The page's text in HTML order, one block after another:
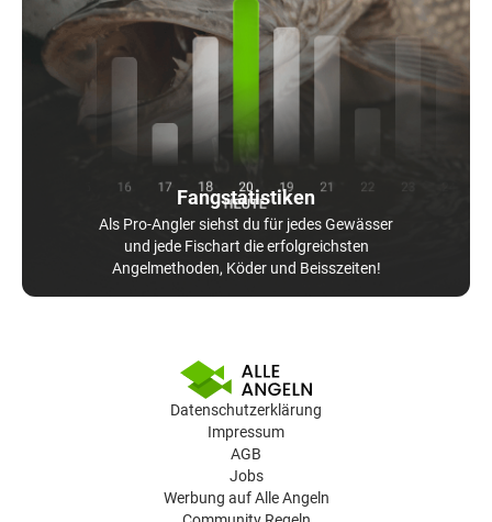
Fangstatistiken
Als Pro-Angler siehst du für jedes Gewässer
und jede Fischart die erfolgreichsten
Angelmethoden, Köder und Beisszeiten!
Datenschutzerklärung
Impressum
AGB
Jobs
Werbung auf Alle Angeln